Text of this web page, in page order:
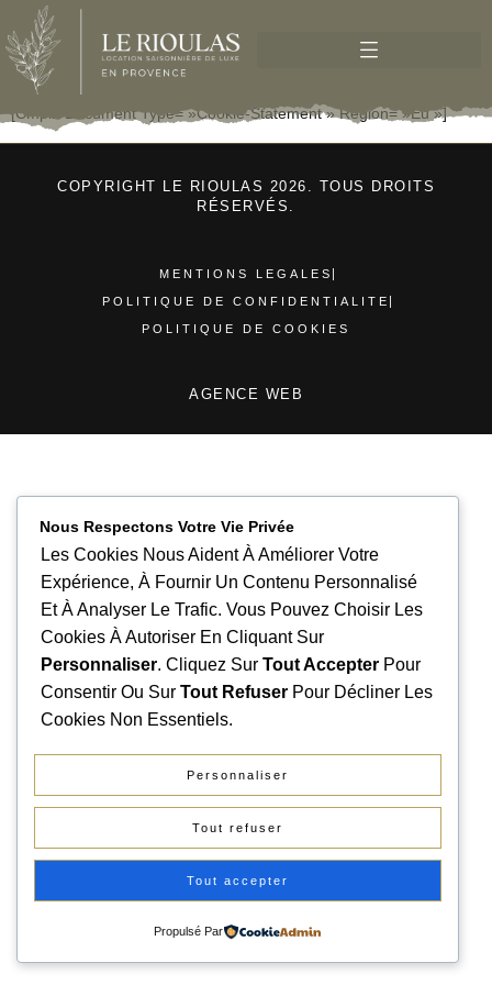
[cmplz-Document Type= »cookie-Statement » Region= »eu »]
COPYRIGHT LE RIOULAS 2026. TOUS DROITS
RÉSERVÉS.
MENTIONS LEGALES
POLITIQUE DE CONFIDENTIALITE
POLITIQUE DE COOKIES
AGENCE WEB
Nous Respectons Votre Vie Privée
Les Cookies Nous Aident À Améliorer Votre
Expérience, À Fournir Un Contenu Personnalisé
Et À Analyser Le Trafic. Vous Pouvez Choisir Les
Cookies À Autoriser En Cliquant Sur
Personnaliser. Cliquez Sur Tout Accepter Pour
Consentir Ou Sur Tout Refuser Pour Décliner Les
Cookies Non Essentiels.
Personnaliser
Tout refuser
Tout accepter
Propulsé Par